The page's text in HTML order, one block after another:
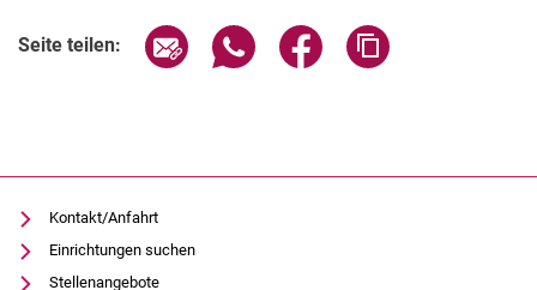
Seite teilen: Seite über E-Mail teilen
Seite über WhatsApp teilen
Seite über Facebook
Kontakt/Anfahrt
Einrichtungen suchen
Stellenangebote